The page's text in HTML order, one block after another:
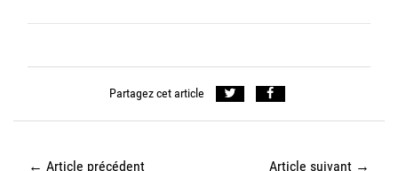
Partagez cet article
← Article précédent Article suivant →